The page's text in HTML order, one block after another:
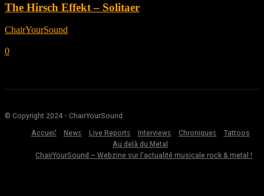
The Hirsch Effekt – Solitaer
ChairYourSound
0
© Copyright 2024 - ChairYourSound
Accueil
News Live Reports Interviews Chroniques
Tattoos
Au delà du Metal
ChairYourSound – Webzine sur l’actualité musicale rock & metal !